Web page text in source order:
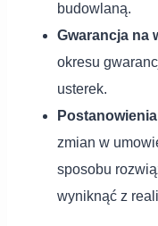
budowlaną.
Gwarancja na
okresu
usterek.
zmian w
sposobu
wyniknąć z